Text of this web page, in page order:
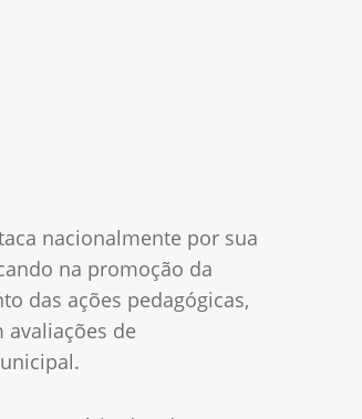
nacionalmente por sua
na promoção da
das ações pedagógicas,
de